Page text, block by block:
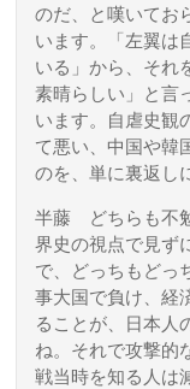
のだ、と嘆いてお
います。「左翼は
いる」から、それ
素晴らしい」と言
います。自虐史観
て悪い、中国や韓
のを、単に裏返し
半藤
どちらも不
界史の視点で見ず
で、どっちもどっ
事大国で負け、経
ることが、日本人
ね。それで攻撃的
戦当時を知る人は